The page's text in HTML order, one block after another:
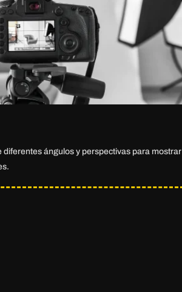
ángulos y perspectivas para mostrar